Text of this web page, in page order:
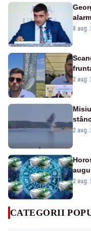
8 aug.
2 aug.
2 aug.
riscă
2 aug.
CATEGORII